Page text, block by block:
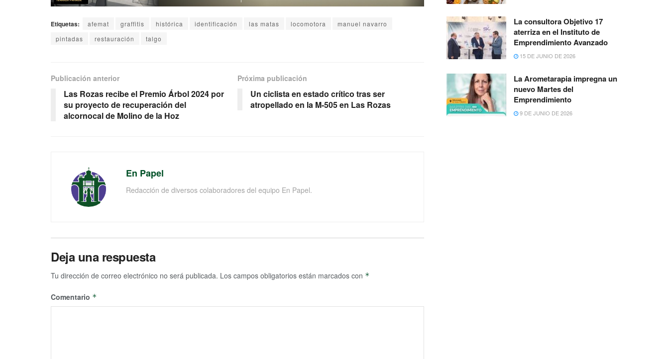
Etiquetas: afemat graffitis histórica identificación las matas locomotora
manuel navarro
pintadas
restauración talgo
Publicación anterior
Las Rozas recibe el Premio Árbol 2024 por
su proyecto de recuperación del
alcornocal de Molino de la Hoz
Próxima publicación
Un ciclista en estado crítico tras ser
atropellado en la M-505 en Las Rozas
En Papel
Redacción de diversos colaboradores del equipo En Papel.
Deja una respuesta
Tu dirección de correo electrónico no será publicada. Los campos obligatorios están marcados con *
Comentario *
La consultora Objetivo 17
aterriza en el Instituto de
Emprendimiento Avanzado
15 DE JUNIO DE 2026
La Arometarapia impregna un
nuevo Martes del
Emprendimiento
9 DE JUNIO DE 2026